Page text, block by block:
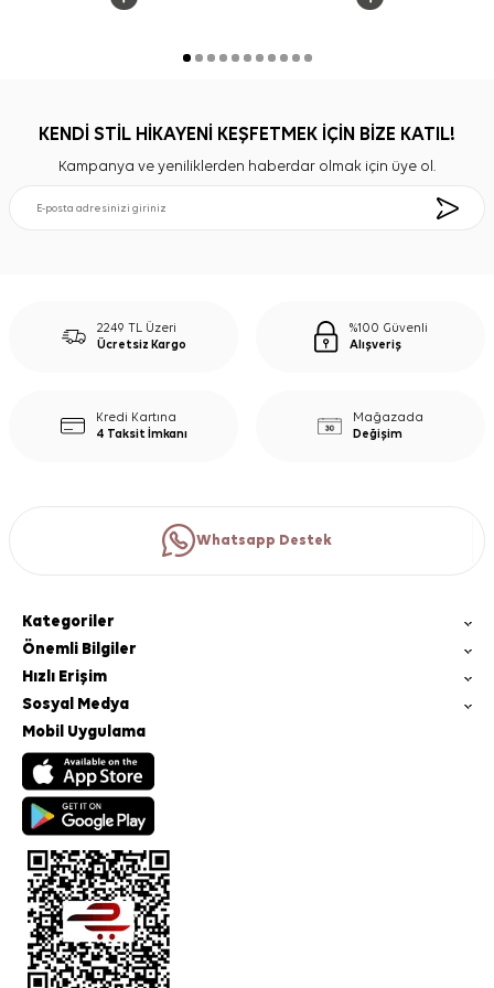
KENDİ STİL HİKAYENİ KEŞFETMEK İÇİN BİZE KATIL!
Kampanya ve yeniliklerden haberdar olmak için üye ol.
2249 TL Üzeri
Ücretsiz Kargo
%100 Güvenli
Alışveriş
Kredi Kartına
4 Taksit İmkanı
Mağazada
Değişim
Whatsapp Destek
Kategoriler
Önemli Bilgiler
Hızlı Erişim
Sosyal Medya
Mobil Uygulama